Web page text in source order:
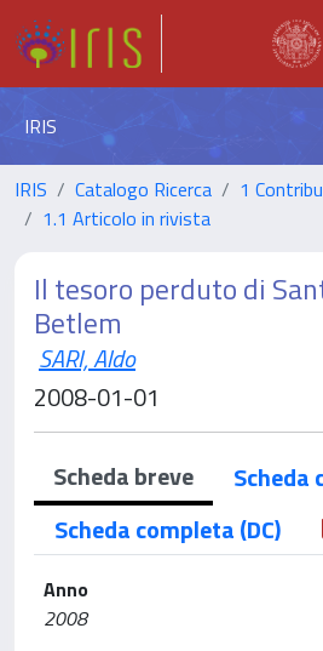
IRIS
IRIS Catalogo Ricerca
1
1.1 Articolo in rivista
Il tesoro perduto di
Betlem
SARI, Aldo
2008-01-01
Scheda breve
Scheda
Scheda completa (DC)
Anno
2008